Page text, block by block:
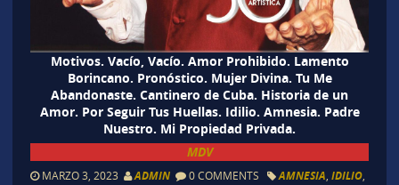
Motivos. Vacío, Vacío. Amor Prohibido. Lamento
Borincano. Pronóstico. Mujer Divina. Tu Me
Abandonaste. Cantinero de Cuba. Historia de un
Amor. Por Seguir Tus Huellas. Idilio. Amnesia. Padre
Nuestro. Mi Propiedad Privada.
MDV
MARZO 3, 2023 ADMIN 0 COMMENTS AMNESIA IDILIO,